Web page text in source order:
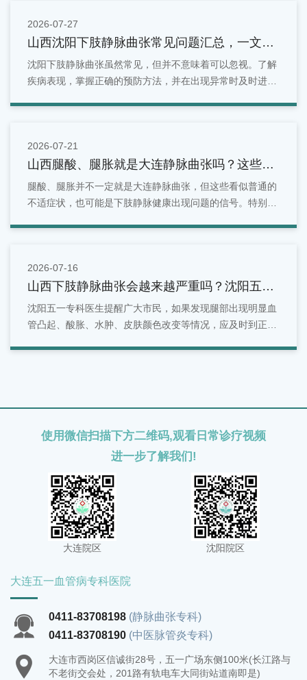
2026-07-27
山西沈阳下肢静脉曲张常见问题汇总，一文看
懂
沈阳下肢静脉曲张虽然常见，但并不意味着可以忽视。了解
疾病表现，掌握正确的预防方法，并在出现异常时及时进行
2026-07-21
山西腿酸、腿胀就是大连静脉曲张吗？这些症
状别忽视
腿酸、腿胀并不一定就是大连静脉曲张，但这些看似普通的
不适症状，也可能是下肢静脉健康出现问题的信号。特别是
2026-07-16
山西下肢静脉曲张会越来越严重吗？沈阳五一
专科医生为您解答！
沈阳五一专科医生提醒广大市民，如果发现腿部出现明显血
管凸起、酸胀、水肿、皮肤颜色改变等情况，应及时到正规
使用微信扫描下方二维码,观看日常诊疗视频
进一步了解我们!
大连院区 沈阳院区
大连五一血管病专科医院
0411-83708198 (静脉曲张专科)
0411-83708190 (中医脉管炎专科)
大连市西岗区信诚街28号，五一广场东侧100米(长江路与
不老街交会处，201路有轨电车大同街站道南即是)